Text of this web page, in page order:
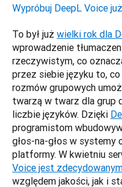
Wypróbuj DeepL Voice
To był już wielki rok dla
wprowadzenie
rzeczywistym, co
przez siebie języku to,
rozmów grupowych
twarzą w twarz dla grup
liczbie języków. Dzięki
programistom
głos-na-głos w systemy
platformy. W kwietniu
Voice jest
względem jakości, jak i